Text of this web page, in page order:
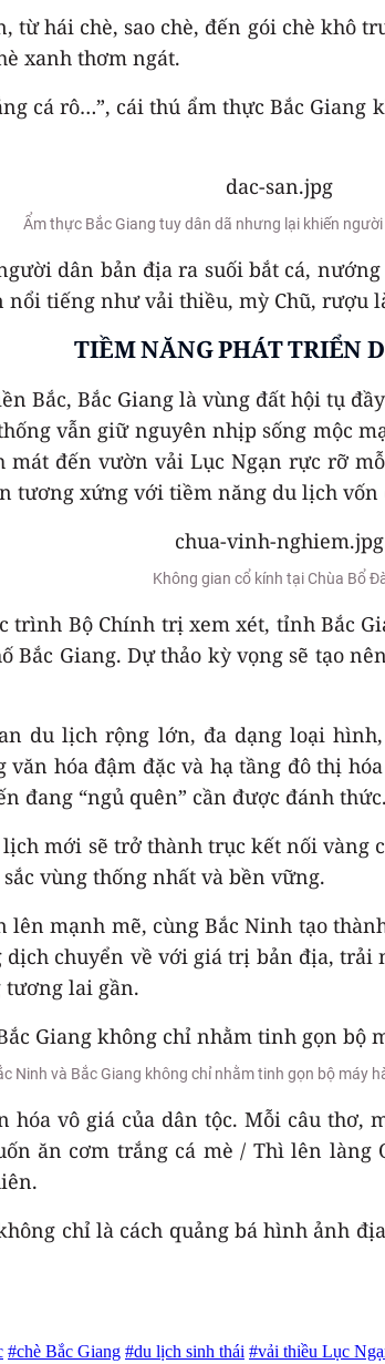
từ hái chè, sao chè, đến gói chè khô
xanh thơm ngát.
cá rô…”, cái thú ẩm thực Bắc
Ẩm thực Bắc Giang tuy dân dã nhưng lại khiến
dân bản địa ra suối bắt cá,
tiếng như vải thiều, mỳ Chũ,
TIỀM NĂNG PHÁT TRIỂN
Bắc, Bắc Giang là vùng đất hội tụ
vẫn giữ nguyên nhịp sống mộc
mát đến vườn vải Lục Ngạn rực rỡ
tương xứng với tiềm năng du lịch vốn
Không gian cổ kính tại Chùa Bổ
trình Bộ Chính trị xem xét, tỉnh Bắc
Giang. Dự thảo kỳ vọng sẽ tạo
du lịch rộng lớn, đa dạng loại
hóa đậm đặc và hạ tầng đô thị
đang “ngủ quên” cần được đánh thức.
mới sẽ trở thành trục kết nối
vùng thống nhất và bền vững.
mạnh mẽ, cùng Bắc Ninh tạo
chuyển về với giá trị bản địa,
tương lai gần.
Ninh và Bắc Giang không chỉ nhằm tinh gọn bộ máy
hóa vô giá của dân tộc. Mỗi câu
ăn cơm trắng cá mè / Thì lên
chỉ là cách quảng bá hình ảnh
#chè Bắc Giang #du lịch sinh thái #vải thiều Lục